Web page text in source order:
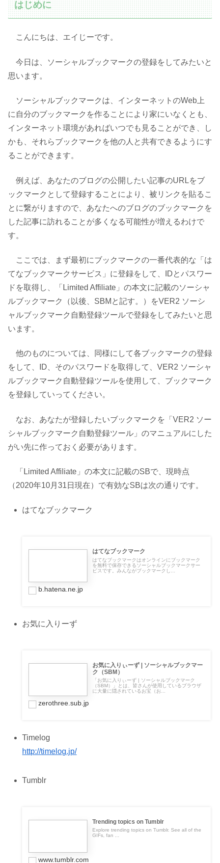
はじめに
こんにちは、エイじーです。
今日は、ソーシャルブックマークの登録をしてみたいと
思います。
ソーシャルブックマークは、インターネットのWeb上
に自分のブックマークを作ることにより家にいなくとも、
インターネット環境があればいつでも見ることができ、し
かも、それらブックマークを他の人と共有できるようにす
ることができます。
例えば、あなたのブログの公開したい記事のURLをブ
ックマークとして登録することにより、被リンクを貼るこ
とに繋がりますので、あなたへのブログのブックマークを
した記事に訪れることが多くなる可能性が増えるわけで
す。
ここでは、まず最初にブックマークの一番代表的な「は
てなブックマークサービス」に登録をして、IDとパスワー
ドを取得し、「Limited Affiliate」の本文に記載のソーシャ
ルブックマーク（以後、SBMと記す。）をVER2 ソーシ
ャルブックマーク自動登録ツールで登録をしてみたいと思
います。
他のものについては、同様にして各ブックマークの登録
をして、ID、そのパスワードを取得して、VER2 ソーシャ
ルブックマーク自動登録ツールを使用して、ブックマーク
を登録していってください。
なお、あなたが登録したいブックマークを「VER2 ソー
シャルブックマーク自動登録ツール」のマニュアルにした
がい先に作っておく必要があります。
「Limited Affiliate」の本文に記載のSBで、現時点
（2020年10月31日現在）で有効なSBは次の通りです。
はてなブックマーク
はてなブックマーク
はてなブックマークはオンラインにブックマーク
を無料で保存できるソーシャルブックマークサー
ビスです。みんながブックマークし...
b.hatena.ne.jp
お気に入りーず
お気に入りぃーず | ソーシャルブックマー
ク（SBM）
「お気に入りぃーず | ソーシャルブックマーク
（SBM）」とは、皆さんが使用しているブラウザ
に大量に隠されているお宝（お...
zerothree.sub.jp
Timelog
http://timelog.jp/
Tumblr
Trending topics on Tumblr
Explore trending topics on Tumblr. See all of the
GIFs, fan ...
www.tumblr.com